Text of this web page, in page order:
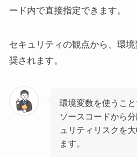
ード内で直接指定できます。
セキュリティの観点から、環
奨されます。
環境変数を使うこ
ソースコードから
ュリティリスクを
ます。